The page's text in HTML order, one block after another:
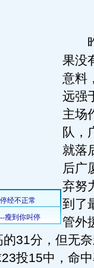
昨
果没
意料
远强
主场
队，
就落
后广
弃努
到了
管外
31分，但无
投15中，命